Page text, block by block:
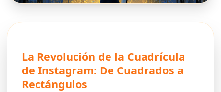
La Revolución de la Cuadrícula
de Instagram: De Cuadrados a
Rectángulos